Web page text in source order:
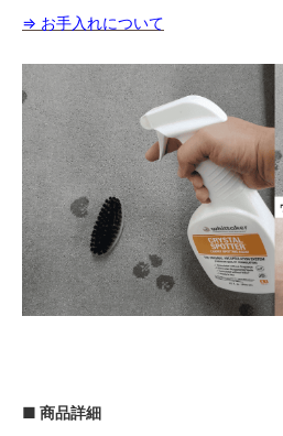
⇒ お手入れについて
■ 商品詳細